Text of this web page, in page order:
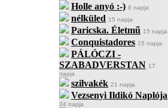
Holle anyó :-) 8 napja
nélküled 15 napja
Paricska. Életmű 15 napja
Conquistadores 15 napja
PÁLÓCZI -
SZABADVERSTAN 17
napja
szilvakék 21 napja
Vezsenyi Ildikó Naplója
24 napja